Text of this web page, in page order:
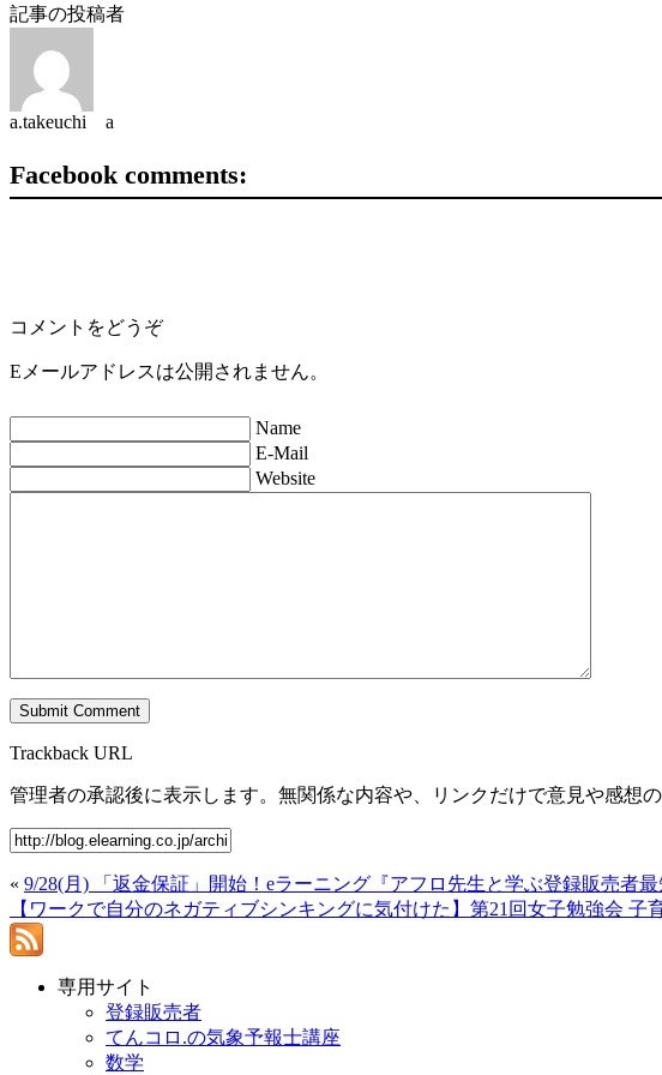
記事の投稿者
a.takeuchi a
Facebook comments:
コメントをどうぞ
Eメールアドレスは公開されません。
Name
E-Mail
Website
Trackback URL
管理者の承認後に表示します。無関係な内容や、リンクだけで意見や感想
« 9/28(月) 「返金保証」開始！eラーニング『アフロ先生と学ぶ登録販売者最
【ワークで自分のネガティブシンキングに気付けた】第21回女子勉強会
専用サイト
登録販売者
てんコロ.の気象予報士講座
数学